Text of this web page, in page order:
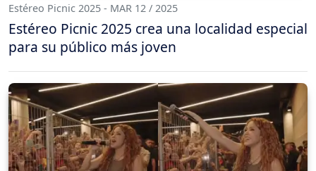
Estéreo Picnic 2025 - MAR 12 / 2025
Estéreo Picnic 2025 crea una localidad especial
para su público más joven